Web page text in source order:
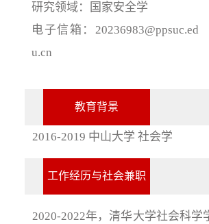
研究领域：国家安全学
电子信箱：20236983@ppsuc.ed
u.cn
教育背景
2016-2019 中山大学 社会学
工作经历与社会兼职
2020-2022年，清华大学社会科学